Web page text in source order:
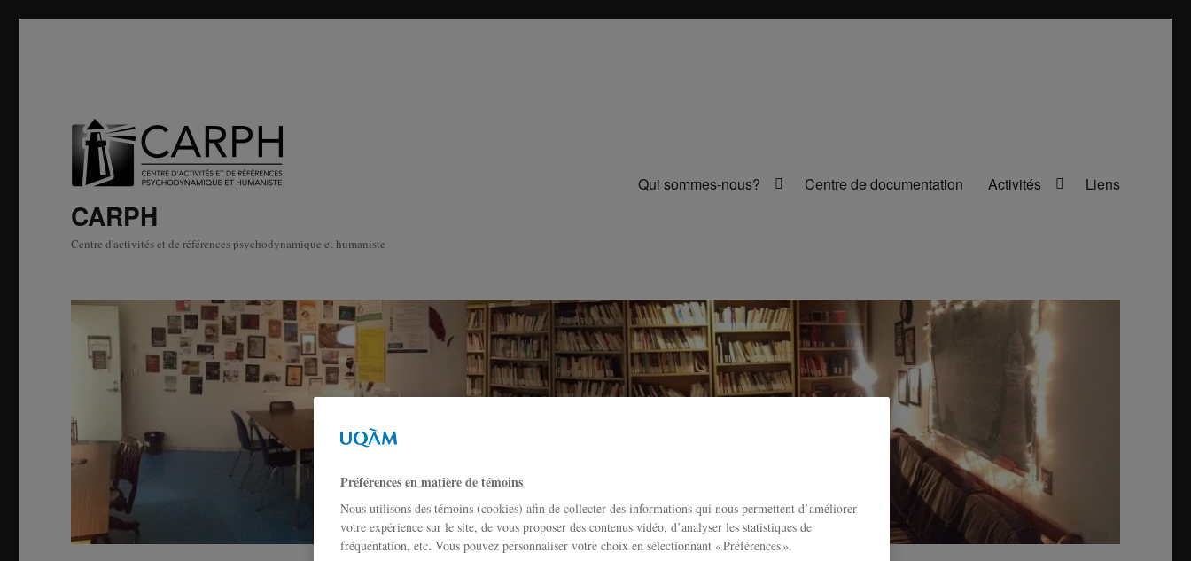
CARPH
Centre d'activités et de références psychodynamique et humaniste
Qui sommes-nous? Centre de documentation Activités Liens
Préférences en matière de témoins
Nous utilisons des témoins (cookies) afin de collecter des informations qui nous permettent d’améliorer
votre expérience sur le site, de vous proposer des contenus vidéo, d’analyser les statistiques de
fréquentation, etc. Vous pouvez personnaliser votre choix en sélectionnant « Préférences ».